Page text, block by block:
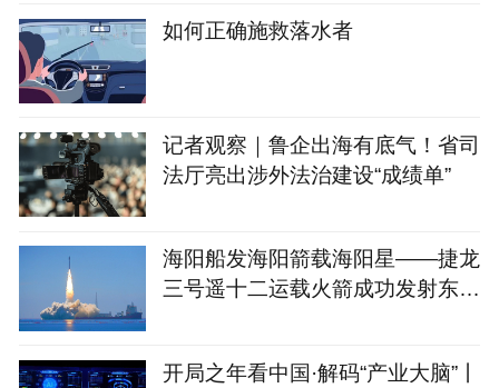
如何正确施救落水者
记者观察｜鲁企出海有底气！省司
法厅亮出涉外法治建设“成绩单”
海阳船发海阳箭载海阳星——捷龙
三号遥十二运载火箭成功发射东方
开局之年看中国·解码“产业大脑”丨